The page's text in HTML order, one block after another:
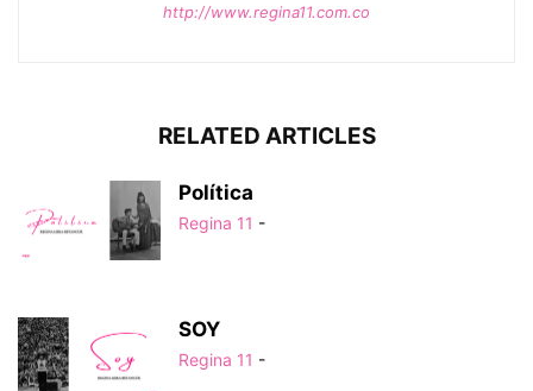
http://www.regina11.com.co
RELATED ARTICLES
Política
Regina 11 -
SOY
Regina 11 -